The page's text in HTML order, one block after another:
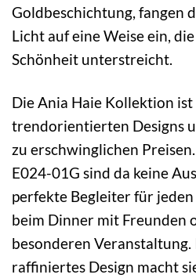
Goldbeschichtung, fangen
Licht auf eine Weise ein,
Schönheit unterstreicht.
Die Ania Haie Kollektion
trendorientierten Designs
zu erschwinglichen
E024-01G sind da keine
perfekte Begleiter für jeden
beim Dinner mit Freunden
besonderen
raffiniertes Design macht